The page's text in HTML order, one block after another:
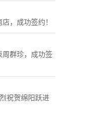
，成功签约！
周群珍，成功签
祝贺绵阳跃进